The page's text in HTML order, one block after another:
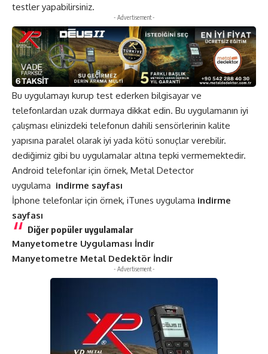
testler yapabilirsiniz.
- Advertisement -
Bu uygulamayı kurup test ederken bilgisayar ve
telefonlardan uzak durmaya dikkat edin. Bu uygulamanın iyi
çalışması elinizdeki telefonun dahili sensörlerinin kalite
yapısına paralel olarak iyi yada kötü sonuçlar verebilir.
dediğimiz gibi bu uygulamalar altına tepki vermemektedir.
Android telefonlar için örnek, Metal Detector
uygulama indirme sayfası
İphone telefonlar için örnek, iTunes uygulama indirme
sayfası
Diğer popüler uygulamalar
Manyetometre Uygulaması İndir
Manyetometre Metal Dedektör İndir
- Advertisement -